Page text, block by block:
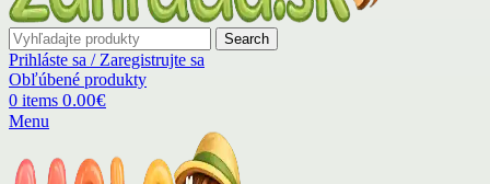
Search
Prihláste sa / Zaregistrujte sa
Obľúbené produkty
0 items 0.00€
Menu